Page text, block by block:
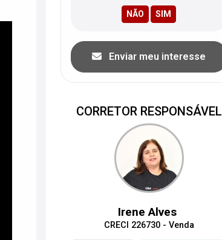
Enviar meu interesse
CORRETOR RESPONSÁVEL
Irene Alves
CRECI 226730 - Venda